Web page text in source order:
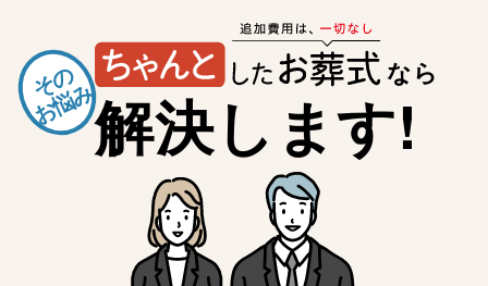
その
お悩み
なら
解決します!